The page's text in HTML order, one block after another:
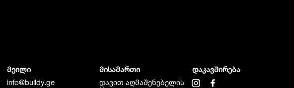
მეილი
info@buildy.ge
მისამართი
დავით აღმაშენებელის
დაკავშირება